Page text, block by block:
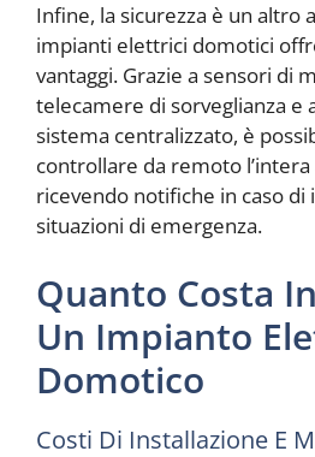
Infine, la sicurezza è un altro
impianti elettrici domotici
vantaggi. Grazie a sensori di
telecamere di sorveglianza e
sistema centralizzato, è
controllare da remoto
ricevendo notifiche in caso di
situazioni di emergenza.
Quanto Costa
Un Impianto
Domotico
Costi Di Installazione E